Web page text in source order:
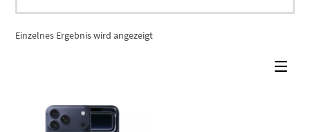
Einzelnes Ergebnis wird angezeigt